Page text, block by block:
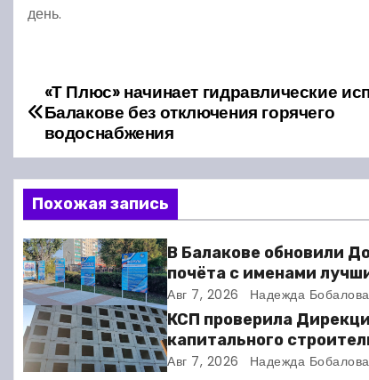
день.
Н
в
и
г
а
ц
и
«Т Плюс» начинает гидравлические
Балакове без отключения горячего
водоснабжения
Похожая запись
В Балакове обновили
почёта с именами
спортсменов. Фото
Авг 7, 2026 Надежда Бобалова
КСП проверила
капитального
Балакове и нашла
Авг 7, 2026 Надежда Бобалова